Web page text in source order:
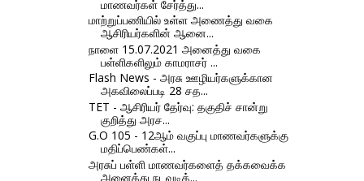
மாணவர்கள் சேர்த்து...
மாற்றுப்பணியில் உள்ள அணைத்து வகை
ஆசிரியர்களின் ஆனை...
நாளை 15.07.2021 அனைத்து வகை
பள்ளிகளிலும் காமராசர் ...
Flash News - அரசு ஊழியர்களுக்கான
அகவிலைப்படி 28 சத...
TET - ஆசிரியர் தேர்வு: தகுதிச் சான்று
குறித்து அரச...
G.O 105 - 12ஆம் வகுப்பு மாணவர்களுக்கு
மதிப்பெண்கள்...
அரசுப் பள்ளி மாணவர்களைத் தக்கவைக்க
அனைத்து நடவடிக்...